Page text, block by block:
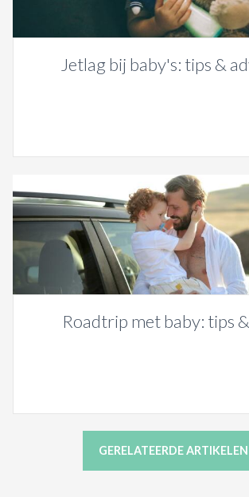
Jetlag bij baby's: tips &
Roadtrip met baby: tips
GERELATEERDE ARTIKELEN